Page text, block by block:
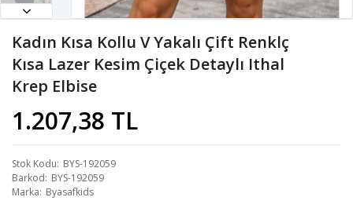
Kadın Kısa Kollu V Yakalı Çift Renklç
Kısa Lazer Kesim Çiçek Detaylı Ithal
Krep Elbise
1.207,38 TL
Stok Kodu BYS-192059
Barkod BYS-192059
Marka Byasafkids